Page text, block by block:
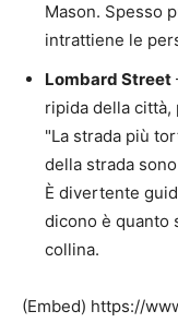
Mason. Spesso
intrattiene le
Lombard Street
ripida della città,
"La strada più
della strada
È divertente
dicono è quanto
collina.
(Embed) https://